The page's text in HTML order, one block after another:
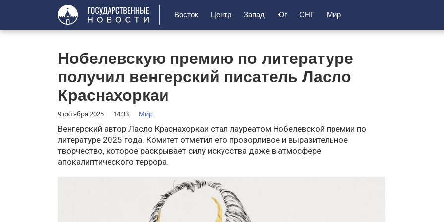
Восток Центр Запад Юг СНГ Мир
Нобелевскую премию по литературе
получил венгерский писатель Ласло
Краснахоркаи
9 октября 2025 14:33 Мир
Венгерский автор Ласло Краснахоркаи стал лауреатом Нобелевской премии по
литературе 2025 года. Комитет отметил его прозорливое и выразительное
творчество, которое раскрывает силу искусства даже в атмосфере
апокалиптического террора.